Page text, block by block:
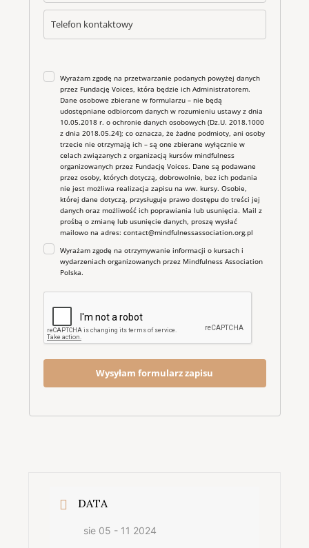
Wyrażam zgodę na przetwarzanie podanych powyżej danych
przez Fundację Voices, która będzie ich Administratorem.
Dane osobowe zbierane w formularzu – nie będą
udostępniane odbiorcom danych w rozumieniu ustawy z dnia
10.05.2018 r. o ochronie danych osobowych (Dz.U. 2018.1000
z dnia 2018.05.24); co oznacza, że żadne podmioty, ani osoby
trzecie nie otrzymają ich – są one zbierane wyłącznie w
celach związanych z organizacją kursów mindfulness
organizowanych przez Fundację Voices. Dane są podawane
przez osoby, których dotyczą, dobrowolnie, bez ich podania
nie jest możliwa realizacja zapisu na ww. kursy. Osobie,
której dane dotyczą, przysługuje prawo dostępu do treści jej
danych oraz możliwość ich poprawiania lub usunięcia. Mail z
prośbą o zmianę lub usunięcie danych, proszę wysłać
mailowo na adres: contact@mindfulnessassociation.org.pl
Wyrażam zgodę na otrzymywanie informacji o kursach i
wydarzeniach organizowanych przez Mindfulness Association
Polska.
Wysyłam formularz zapisu
DATA
sie 05 - 11 2024